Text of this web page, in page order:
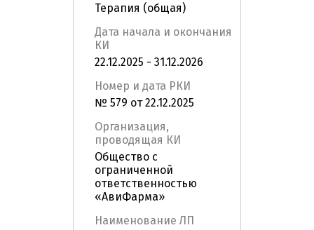
Терапия (общая)
Дата начала и окончания
КИ
22.12.2025 - 31.12.2026
Номер и дата РКИ
№ 579 от 22.12.2025
Организация,
проводящая КИ
Общество с
ограниченной
ответственностью
«АвиФарма»
Наименование ЛП